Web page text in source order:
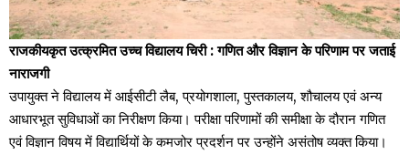
राजकीयकृत उत्क्रमित उच्च विद्यालय चिरी : गणित और विज्ञान के परिणाम पर जताई
नाराजगी
उपायुक्त ने विद्यालय में आईसीटी लैब, प्रयोगशाला, पुस्तकालय, शौचालय एवं अन्य
आधारभूत सुविधाओं का निरीक्षण किया। परीक्षा परिणामों की समीक्षा के दौरान गणित
एवं विज्ञान विषय में विद्यार्थियों के कमजोर प्रदर्शन पर उन्होंने असंतोष व्यक्त किया।